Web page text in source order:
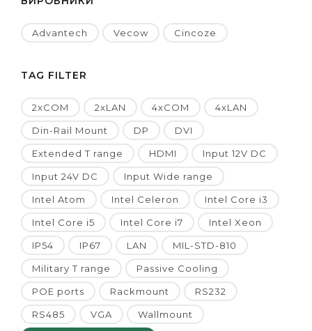
Advantech Vecow Cincoze
TAG FILTER
2xCOM 2xLAN 4xCOM 4xLAN
Din-Rail Mount DP DVI
Extended T range HDMI Input 12V DC
Input 24V DC Input Wide range
Intel Atom Intel Celeron Intel Core i3
Intel Core i5 Intel Core i7 Intel Xeon
IP54 IP67 LAN MIL-STD-810
Military T range Passive Cooling
POE ports Rackmount RS232
RS485 VGA Wallmount